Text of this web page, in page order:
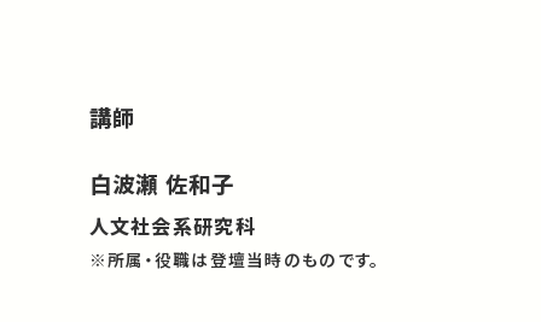
講師
白波瀬 佐和子
人文社会系研究科
※所属・役職は登壇当時のものです。